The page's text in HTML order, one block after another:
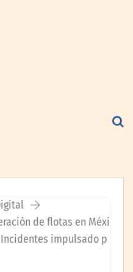
de flotas en Méxi
Incidentes impulsado p